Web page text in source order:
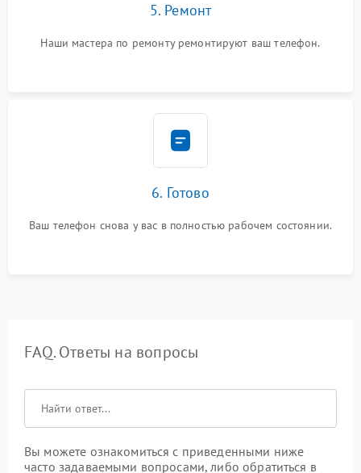
5. Ремонт
Наши мастера по ремонту ремонтируют ваш телефон.
6. Готово
Ваш телефон снова у вас в полностью рабочем состоянии.
FAQ. Ответы на вопросы
Вы можете ознакомиться с приведенными ниже
часто задаваемыми вопросами, либо обратиться в